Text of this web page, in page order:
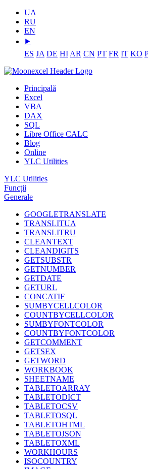
UA
RU
EN
⯈
ES JA DE HI AR CN PT FR IT KO
Principală
Excel
VBA
DAX
SQL
Libre Office CALC
Blog
Online
YLC Utilities
YLC Utilities
Funcții
Generale
GOOGLETRANSLATE
TRANSLITUA
TRANSLITRU
CLEANTEXT
CLEANDIGITS
GETSUBSTR
GETNUMBER
GETDATE
GETURL
CONCATIF
SUMBYCELLCOLOR
COUNTBYCELLCOLOR
SUMBYFONTCOLOR
COUNTBYFONTCOLOR
GETCOMMENT
GETSEX
GETWORD
WORKBOOK
SHEETNAME
TABLETOARRAY
TABLETODICT
TABLETOCSV
TABLETOSQL
TABLETOHTML
TABLETOJSON
TABLETOXML
WORKHOURS
ISOCOUNTRY